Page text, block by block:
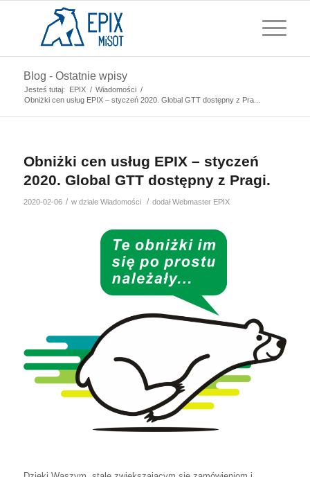
Blog - Ostatnie wpisy
Jesteś tutaj: EPIX / Wiadomości /
Obniżki cen usług EPIX – styczeń 2020. Global GTT dostępny z Pra...
Obniżki cen usług EPIX – styczeń
2020. Global GTT dostępny z Pragi.
2020-02-06 / w dziale Wiadomości / dodałWebmaster EPIX